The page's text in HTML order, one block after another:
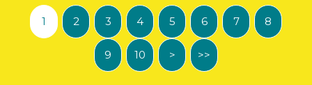
1 2 3 4 5 6 7 8
9 10 > >>